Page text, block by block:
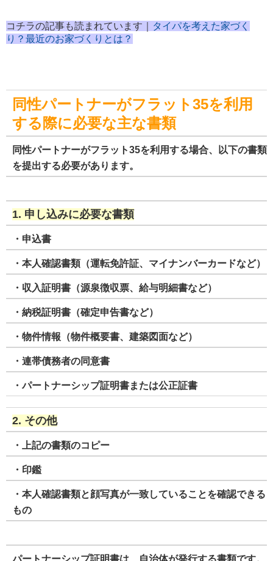
コチラの記事も読まれています｜
タイパを考えた家づく
り？最近のお家づくりとは？
同性パートナーがフラット35を利用
する際に必要な主な書類
同性パートナーがフラット35を利用する場合、以下の書類
を提出する必要があります。
1. 申し込みに必要な書類
・申込書
・本人確認書類（運転免許証、マイナンバーカードなど）
・収入証明書（源泉徴収票、給与明細書など）
・納税証明書（確定申告書など）
・物件情報（物件概要書、建築図面など）
・連帯債務者の同意書
・パートナーシップ証明書または公正証書
2. その他
・上記の書類のコピー
・印鑑
・本人確認書類と顔写真が一致していることを確認できる
もの